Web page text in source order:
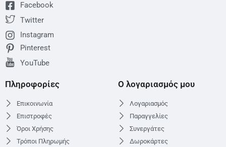
Facebook
Twitter
Instagram
Pinterest
YouTube
Πληροφορίες
Επικοινωνία
Επιστροφές
Όροι Χρήσης
Τρόποι Πληρωμής
Ο λογαριασμός μου
Λογαριασμός
Παραγγελίες
Συνεργάτες
Δωροκάρτες